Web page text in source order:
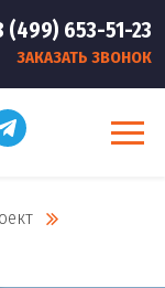
(499) 653-51-23
ЗАКАЗАТЬ ЗВОНОК